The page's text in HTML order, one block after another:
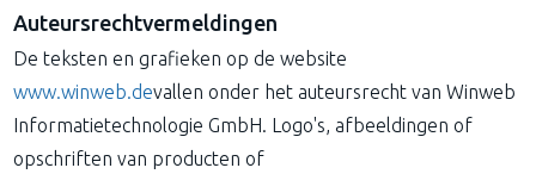
Auteursrechtvermeldingen
De teksten en grafieken op de website
www.winweb.devallen onder het auteursrecht van Winweb
Informatietechnologie GmbH. Logo's, afbeeldingen of
opschriften van producten of